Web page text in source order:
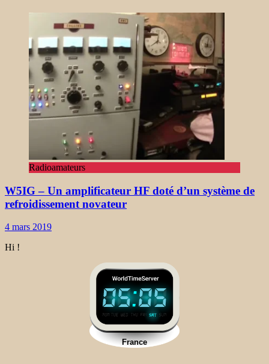
Radioamateurs
W5IG – Un amplificateur HF doté d’un système de
refroidissement novateur
4 mars 2019
Hi !